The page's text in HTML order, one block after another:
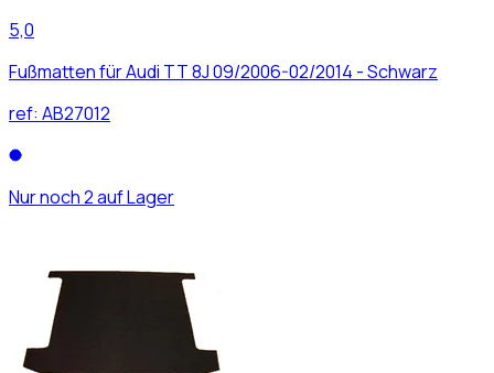
5,0
Fußmatten für Audi TT 8J 09/2006-02/2014 - Schwarz
ref: AB27012
Nur noch 2 auf Lager